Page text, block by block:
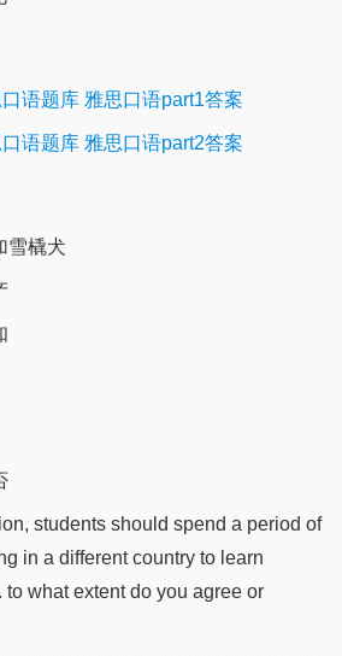
语题库 雅思口语part1答案
语题库 雅思口语part2答案
雪橇犬
students should spend a period of
in a different country to learn
to what extent do you agree or